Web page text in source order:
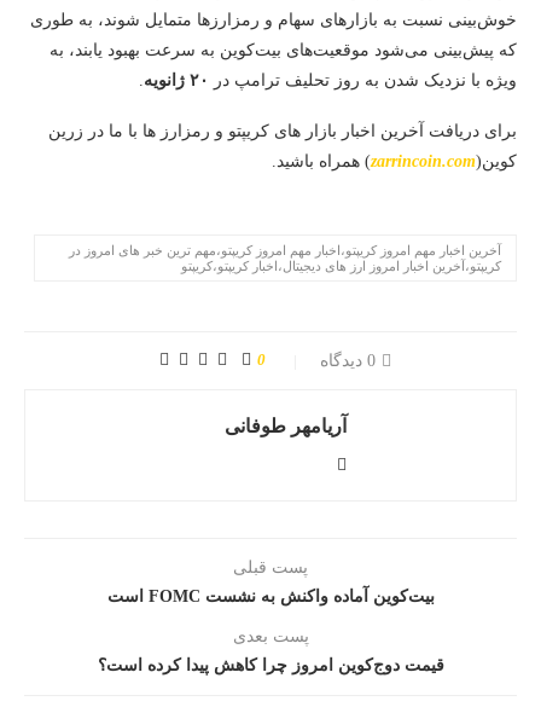
خوش‌بینی نسبت به بازارهای سهام و رمزارزها متمایل شوند، به طوری
که پیش‌بینی می‌شود موقعیت‌های بیت‌کوین به سرعت بهبود یابند، به
ویژه با نزدیک شدن به روز تحلیف ترامپ در
۲۰ ژانویه .
برای دریافت آخرین اخبار بازار های کریپتو و رمزارز ها با ما در زرین
کوین(zarrincoin.com) همراه باشید.
آخرین اخبار مهم امروز کریپتو،اخبار مهم امروز کریپتو،مهم ترین خبر های امروز در
کریپتو،آخرین اخبار امروز ارز های دیجیتال،اخبار کریپتو،کریپتو
0 دیدگاه 0
آریامهر طوفانی
پست قبلی
بیت‌کوین آماده واکنش به نشست FOMC است
پست بعدی
قیمت دوج‌کوین امروز چرا کاهش پیدا کرده است؟